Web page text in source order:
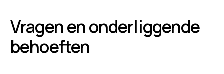
Vragen en onderliggende
behoeften